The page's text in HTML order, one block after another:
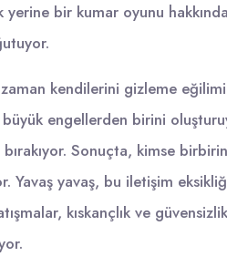
bir kumar oyunu
kendilerini gizleme
engellerden birini
Sonuçta, kimse
Yavaş yavaş, bu iletişim
kıskançlık ve